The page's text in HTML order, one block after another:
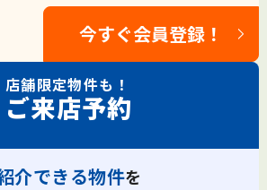
今すぐ会員登録！
店舗限定物件も！
ご来店予約
介できる物件を